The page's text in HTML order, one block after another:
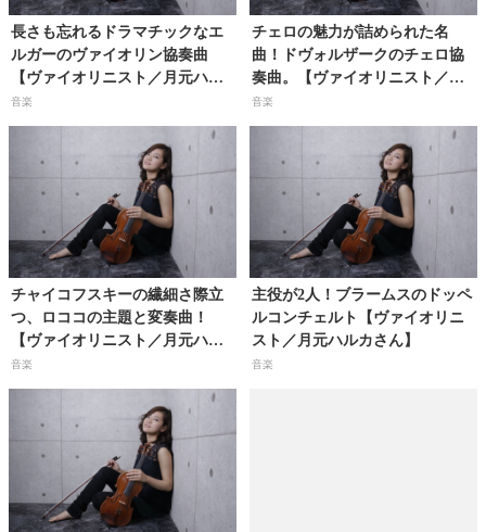
長さも忘れるドラマチックなエ
ルガーのヴァイオリン協奏曲
【ヴァイオリニスト／月元ハル
カさん】
音楽
チェロの魅力が詰められた名
曲！ドヴォルザークのチェロ協
奏曲。【ヴァイオリニスト／月
元ハルカさん】
音楽
チャイコフスキーの繊細さ際立
つ、ロココの主題と変奏曲！
【ヴァイオリニスト／月元ハル
カさん】
音楽
主役が2人！ブラームスのドッペ
ルコンチェルト【ヴァイオリニ
スト／月元ハルカさん】
音楽